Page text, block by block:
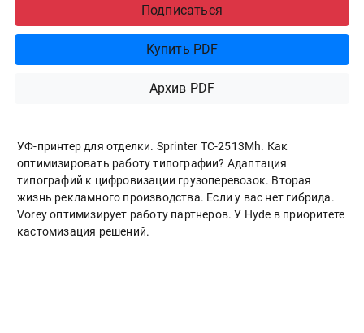
Подписаться
Купить PDF
Архив PDF
УФ-принтер для отделки. Sprinter ТС-2513Mh. Как
оптимизировать работу типографии? Адаптация
типографий к цифровизации грузоперевозок. Вторая
жизнь рекламного производства. Если у вас нет гибрида.
Vorey оптимизирует работу партнеров. У Hyde в приоритете
кастомизация решений.